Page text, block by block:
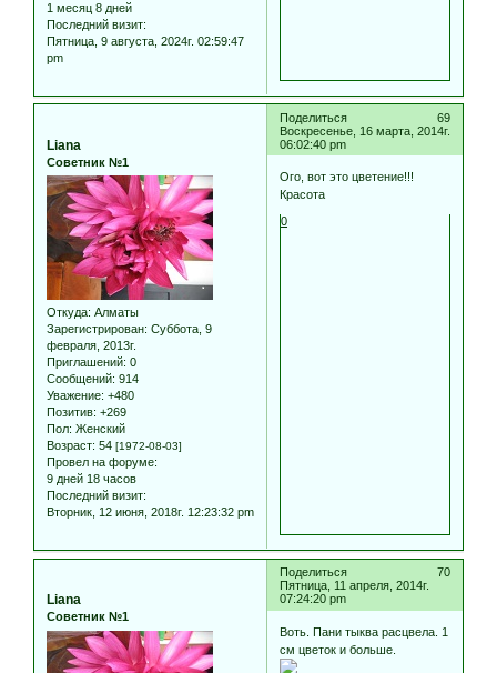
1 месяц 8 дней
Последний визит:
Пятница, 9 августа, 2024г. 02:59:47
pm
Поделиться
69
Воскресенье, 16 марта, 2014г.
06:02:40 pm
Liana
Советник №1
Откуда: Алматы
Зарегистрирован: Суббота, 9
февраля, 2013г.
Приглашений: 0
Сообщений: 914
Уважение: +480
Позитив: +269
Пол: Женский
Возраст: 54 [1972-08-03]
Провел на форуме:
9 дней 18 часов
Последний визит:
Вторник, 12 июня, 2018г. 12:23:32 pm
Ого, вот это цветение!!!
Красота
0
Поделиться
70
Пятница, 11 апреля, 2014г.
07:24:20 pm
Liana
Советник №1
Воть. Пани тыква расцвела. 1
см цветок и больше.